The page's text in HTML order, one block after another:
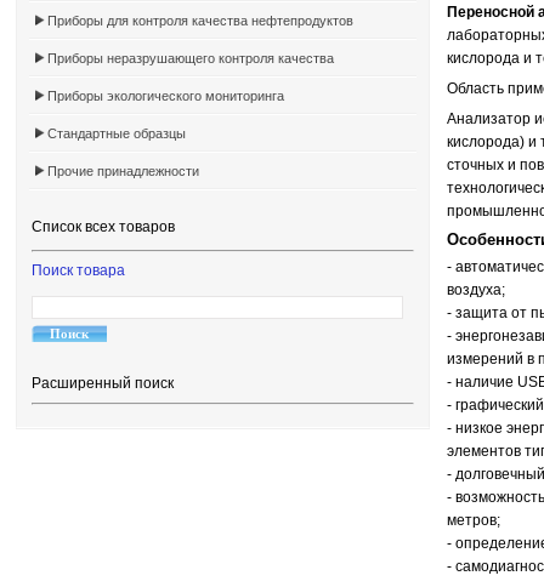
Приборы для контроля качества нефтепродуктов
Приборы неразрушающего контроля качества
Приборы экологического мониторинга
Стандартные образцы
Прочие принадлежности
Список всех товаров
Поиск товара
Расширенный поиск
Переносной
кислорода и
Область
Анализатор
кислорода) и
сточных и
-
воздуха;
- защита от
-
измерений в
- наличие
-
- низкое
элементов
-
-
метров;
-
-